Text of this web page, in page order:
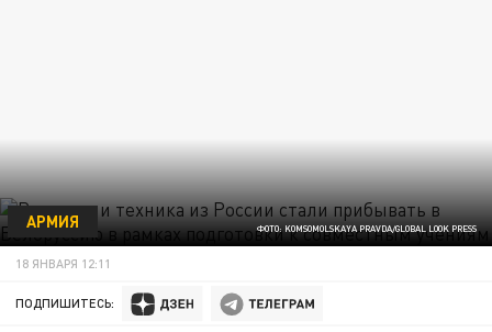
ФОТО: KOMSOMOLSKAYA PRAVDA/GLOBAL LOOK PRESS
АРМИЯ
18 ЯНВАРЯ 12:11
ПОДПИШИТЕСЬ: